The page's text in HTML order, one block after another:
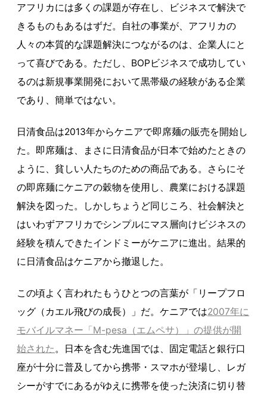
アフリカには多くの課題が存在し、ビジネスで解決で
きるものもあるはずだ。自社の事業が、アフリカの
人々の本質的な課題解決につながるのは、企業人にと
って喜びである。ただし、BOPビジネスで成功してい
るのは新規事業開発において黒帯級の経験がある企業
であり、簡単ではない。
日清食品は2013年からケニアで即席麺の販売を開始し
た。即席麺は、まさに日清食品が日本で始めたときの
ように、貧しい人たちのための商品である。さらにそ
の即席麺にケニアの穀物を使用し、農業における課題
解決を図った。しかしちょうど同じころ、社会解決と
はいわずアフリカでシンプルにマス層向けビジネスの
経験を積んできたインドミーがケニアに進出。結果的
に日清食品はケニアから撤退した。
この頃よく言われたもうひとつの言葉が「リープフロ
ッグ（カエル飛びの成長）」だ。ケニアでは2007年に
モバイルマネー「M-pesa（エムペサ）」の提供が開
始された。日本を含む先進国では、固定電話と銀行口
座が十分に普及してから携帯・スマホが登場し、レガ
シーがすでにあるがゆえに携帯を使った決済に切り替